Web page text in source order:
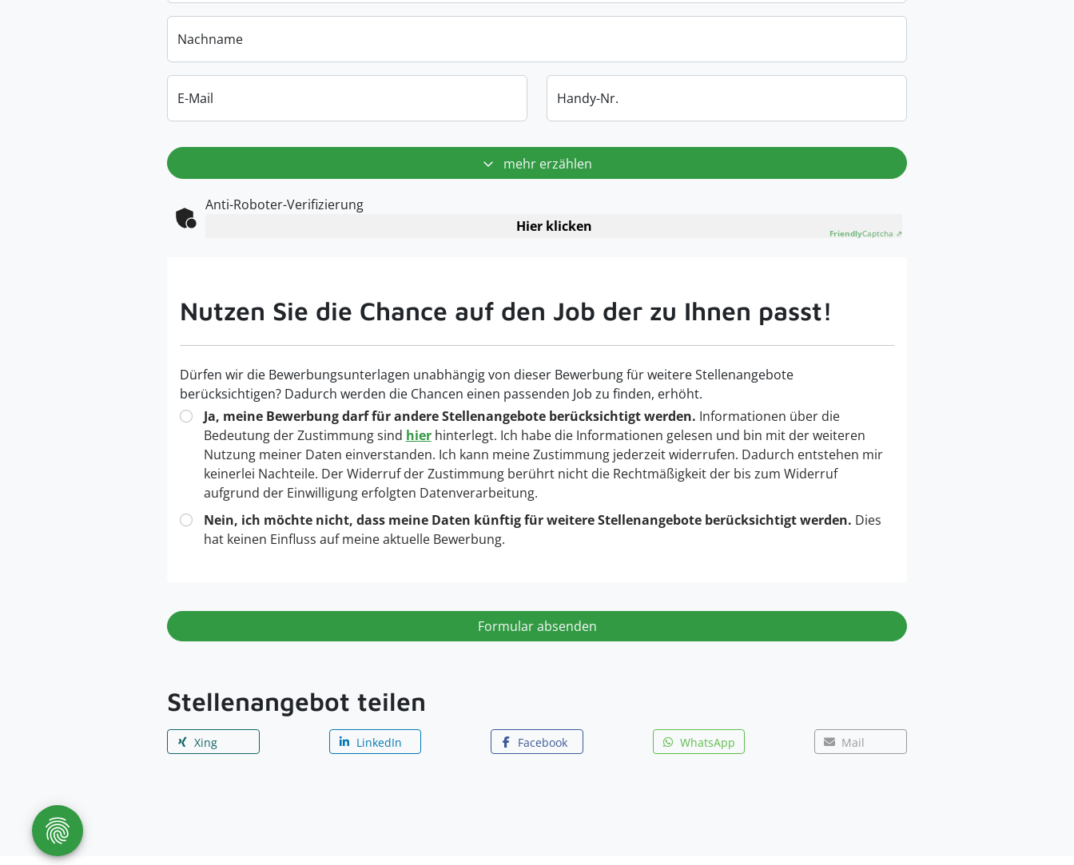
Nachname
E-Mail Handy-Nr.
mehr erzählen
Anti-Roboter-Verifizierung
Hier klicken
FriendlyCaptcha ⇗
Nutzen Sie die Chance auf den Job der zu Ihnen passt!
Dürfen wir die Bewerbungsunterlagen unabhängig von dieser Bewerbung für weitere Stellenangebote
berücksichtigen? Dadurch werden die Chancen einen passenden Job zu finden, erhöht.
Ja, meine Bewerbung darf für andere Stellenangebote berücksichtigt werden. Informationen über die
Bedeutung der Zustimmung sind hierhinterlegt. Ich habe die Informationen gelesen und bin mit der weiteren
Nutzung meiner Daten einverstanden. Ich kann meine Zustimmung jederzeit widerrufen. Dadurch entstehen mir
keinerlei Nachteile. Der Widerruf der Zustimmung berührt nicht die Rechtmäßigkeit der bis zum Widerruf
aufgrund der Einwilligung erfolgten Datenverarbeitung.
Nein, ich möchte nicht, dass meine Daten künftig für weitere Stellenangebote berücksichtigt werden. Dies
hat keinen Einfluss auf meine aktuelle Bewerbung.
Formular absenden
Stellenangebot teilen
Xing LinkedIn Facebook WhatsApp Mail